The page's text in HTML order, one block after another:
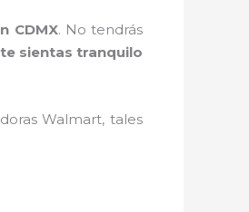
CDMX. No tendrás
te sientas tranquilo
Walmart, tales